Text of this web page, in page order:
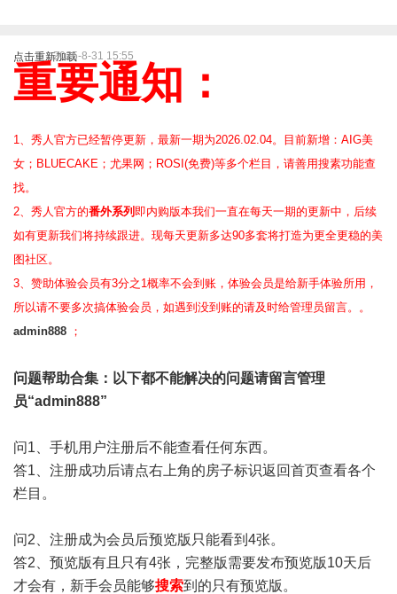
点击重新加载2025-8-31 15:55
重要通知：
1、秀人官方已经暂停更新，最新一期为2026.02.04。目前新增：AIG美
女；BLUECAKE；尤果网；ROSI(免费)等多个栏目，请善用搜素功能查
找。
2、 秀人官方的番外系列 即内购版本我们一直在每天一期的更新中，后续
如有更新我们将持续跟进。现每天更新多达90多套将打造为更全更稳的美
图社区。
3、赞助体验会员有3分之1概率不会到账，体验会员是给新手体验所用，
所以请不要多次搞体验会员，如遇到没到账的请及时给管理员留言。。
admin888 ；
问题帮助合集 ：以下都不能解决的问题请留言管理
员“admin888”
问1、手机用户注册后不能查看任何东西。
答1、注册成功后请点右上角的房子标识返回首页查看各个
栏目。
问2、注册成为会员后预览版只能看到4张。
答2、预览版有且只有4张，完整版需要发布预览版10天后
才会有，新手会员能够搜索到的只有预览版。